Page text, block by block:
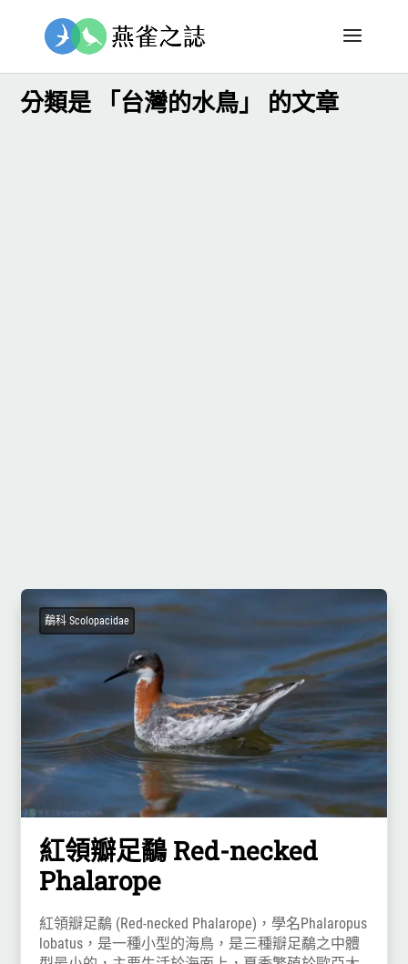
分類是 「台灣的水鳥」 的文章
鷸科 Scolopacidae
紅領瓣足鷸 Red-necked
Phalarope
紅領瓣足鷸 (Red-necked Phalarope)，學名Phalaropus
lobatus，是一種小型的海鳥，是三種瓣足鷸之中體